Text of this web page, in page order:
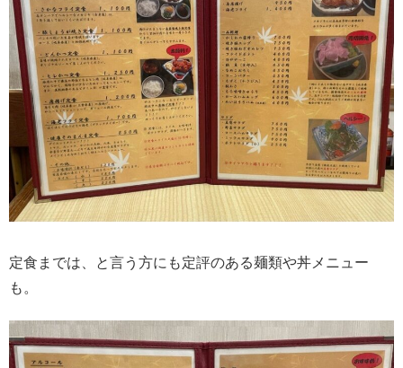
定食までは、と言う方にも定評のある麺類や丼メニュー
も。